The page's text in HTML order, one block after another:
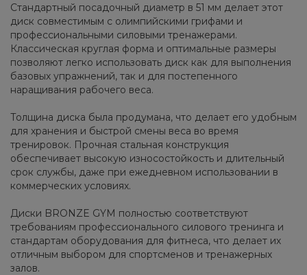
Стандартный посадочный диаметр в 51 мм делает этот
диск совместимым с олимпийскими грифами и
профессиональными силовыми тренажерами.
Классическая круглая форма и оптимальные размеры
позволяют легко использовать диск как для выполнения
базовых упражнений, так и для постепенного
наращивания рабочего веса.
Толщина диска была продумана, что делает его удобным
для хранения и быстрой смены веса во время
тренировок. Прочная стальная конструкция
обеспечивает высокую износостойкость и длительный
срок службы, даже при ежедневном использовании в
коммерческих условиях.
Диски BRONZE GYM полностью соответствуют
требованиям профессионального силового тренинга и
стандартам оборудования для фитнеса, что делает их
отличным выбором для спортсменов и тренажерных
залов.